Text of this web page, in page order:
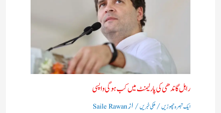
راہل گاندھی کی پارلیمنٹ میں کب ہوگی واپسی
ایک تبصرہ چھوڑیں/ملکی خبریں/ ازSaile Rawan